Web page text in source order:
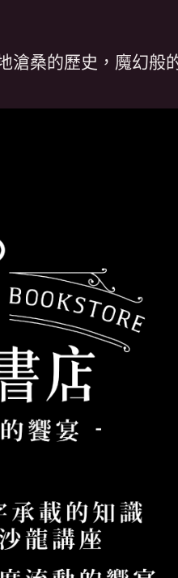
桑的歷史，魔幻般